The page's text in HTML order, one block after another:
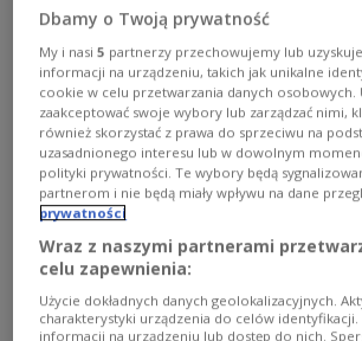
Europejskich Demokratów. - Lewica
wyborców i polską demokrację -
Sienkiewicz (KO).
Zobacz więcej na temat:Platforma
koalicja obywatelska opozycja polityka
Krajowy Plan Odbudowy POLSKA
Dbamy o Twoją prywatność
My i nasi5 partnerzy przechowujemy lub
informacji na urządzeniu, takich jak unikalne
cookie w celu przetwarzania danych osobowych.
zaakceptować swoje wybory lub zarządzać nimi,
również skorzystać z prawa do sprzeciwu na
uzasadnionego interesu lub w dowolnym
polityki prywatności. Te wybory będą
partnerom i nie będą miały wpływu na dane
prywatności
Wraz z naszymi partnerami
celu zapewnienia:
Użycie dokładnych danych geolokalizacyjnych.
charakterystyki urządzenia do celów
informacji na urządzeniu lub dostęp do nich.